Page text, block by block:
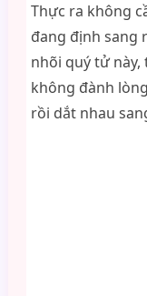
Thực ra không
đang định sang
nhõi quý tử này,
không đành
rồi dắt nhau